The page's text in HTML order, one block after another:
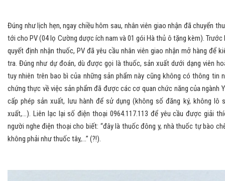
Đúng như lịch hẹn, ngay chiều hôm sau, nhân viên giao nhận đã chuyển
tới cho PV (04 lọ Cường dược ích nam và 01 gói Hà thủ ô tặng kèm). Trước
quyết định nhận thuốc, PV đã yêu cầu nhân viên giao nhận mở hàng để
tra. Đúng như dự đoán, dù được gọi là thuốc, sản xuất dưới dạng viên
tuy nhiên trên bao bì của những sản phẩm này cũng không có thông tin
chứng thực về việc sản phẩm đã được các cơ quan chức năng của ngành
cấp phép sản xuất, lưu hành để sử dụng (không số đăng ký, không lô
xuất,...). Liên lạc lại số điện thoại 0964.117.113 để yêu cầu được giải
người nghe điện thoại cho biết: “đây là thuốc đông y, nhà thuốc tự bào
không phải như thuốc tây,...” (?!).